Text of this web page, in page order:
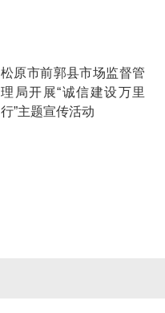
松原市前郭县市场监督管
理局开展“诚信建设万里
行”主题宣传活动